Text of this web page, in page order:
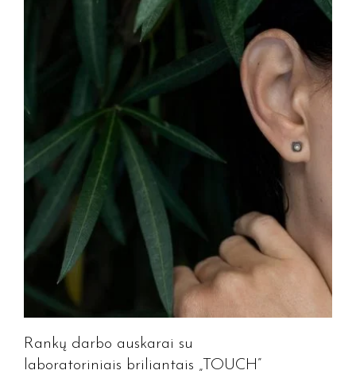
Rankų darbo auskarai su
laboratoriniais briliantais „TOUCH”